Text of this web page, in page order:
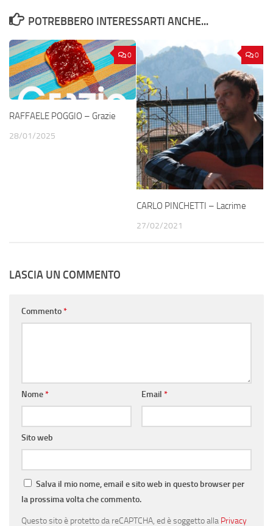
POTREBBERO INTERESSARTI ANCHE...
0
RAFFAELE POGGIO – Grazie
28/01/2025
0
CARLO PINCHETTI – Lacrime
27/02/2021
LASCIA UN COMMENTO
Commento*
Nome* Email *
Sito web
Salva il mio nome, email e sito web in questo browser per
la prossima volta che commento.
Questo sito è protetto da reCAPTCHA, ed è soggetto alla Privacy